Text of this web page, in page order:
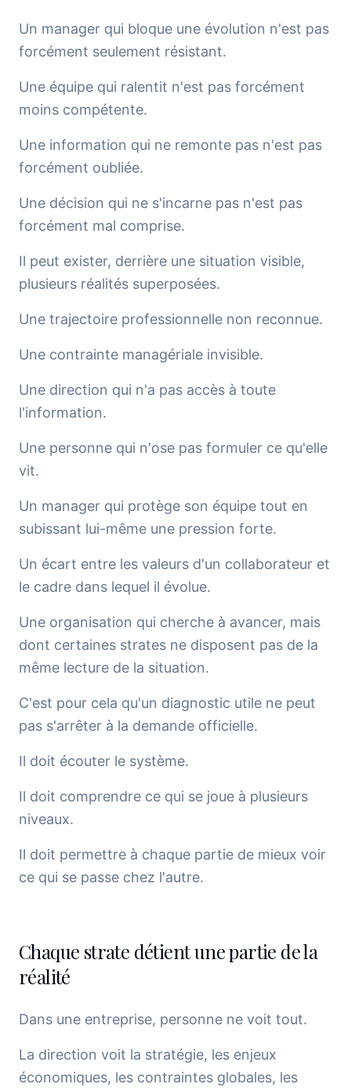
Un manager qui bloque une évolution n'est pas
forcément seulement résistant.
Une équipe qui ralentit n'est pas forcément
moins compétente.
Une information qui ne remonte pas n'est pas
forcément oubliée.
Une décision qui ne s'incarne pas n'est pas
forcément mal comprise.
Il peut exister, derrière une situation visible,
plusieurs réalités superposées.
Une trajectoire professionnelle non reconnue.
Une contrainte managériale invisible.
Une direction qui n'a pas accès à toute
l'information.
Une personne qui n'ose pas formuler ce qu'elle
vit.
Un manager qui protège son équipe tout en
subissant lui-même une pression forte.
Un écart entre les valeurs d'un collaborateur et
le cadre dans lequel il évolue.
Une organisation qui cherche à avancer, mais
dont certaines strates ne disposent pas de la
même lecture de la situation.
C'est pour cela qu'un diagnostic utile ne peut
pas s'arrêter à la demande officielle.
Il doit écouter le système.
Il doit comprendre ce qui se joue à plusieurs
niveaux.
Il doit permettre à chaque partie de mieux voir
ce qui se passe chez l'autre.
Chaque strate détient une partie de la
réalité
Dans une entreprise, personne ne voit tout.
La direction voit la stratégie, les enjeux
économiques, les contraintes globales, les